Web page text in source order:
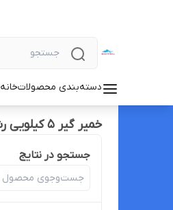
دسته‌بندی محصولاتخانه
خمیر گیر ۵ کیلویی رشت
جستجو در نتایج